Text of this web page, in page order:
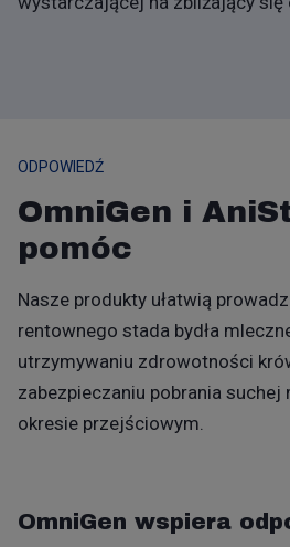
ODPOWIEDŹ
OmniGen i
pomóc
Nasze produkty ułatwią
rentownego stada bydła
utrzymywaniu zdrowotności
zabezpieczaniu pobrania suchej
okresie przejściowym.
OmniGen wspiera